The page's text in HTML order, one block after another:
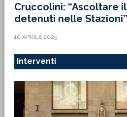
Cruccolini: “Ascoltare
detenuti nelle Stazioni”
10 APRILE 2025
Interventi